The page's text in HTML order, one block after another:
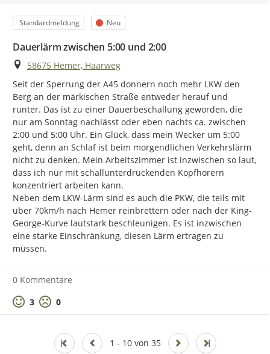
Kategorie
Standardmeldung Status
Neu
Dauerlärm zwischen 5:00 und 2:00
Ort
58675 Hemer, Haarweg
Seit der Sperrung der A45 donnern noch mehr LKW den
Berg an der märkischen Straße entweder herauf und
runter. Das ist zu einer Dauerbeschallung geworden, die
nur am Sonntag nachlässt oder eben nachts ca. zwischen
2:00 und 5:00 Uhr. Ein Glück, dass mein Wecker um 5:00
geht, denn an Schlaf ist beim morgendlichen Verkehrslärm
nicht zu denken. Mein Arbeitszimmer ist inzwischen so laut,
dass ich nur mit schallunterdrückenden Kopfhörern
konzentriert arbeiten kann.
Neben dem LKW-Lärm sind es auch die PKW, die teils mit
über 70km/h nach Hemer reinbrettern oder nach der King-
George-Kurve lautstark beschleunigen. Es ist inzwischen
eine starke Einschränkung, diesen Lärm ertragen zu
müssen.
0 Kommentare
Positive Bewertung
3 Negative Bewertung
0
1 - 10 von 35